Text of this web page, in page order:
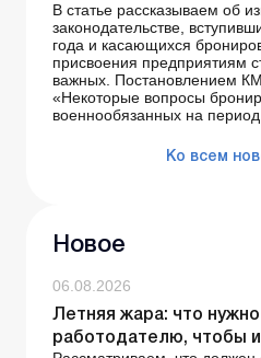
В статье рассказываем об
законодательстве,
года и касающихся
присвоения предприятиям
важных. Постановлением
«Некоторые вопросы
военнообязанных на
Ко всем
Новое
06.08.2026
Летняя жара: что нужно
работодателю, чтобы